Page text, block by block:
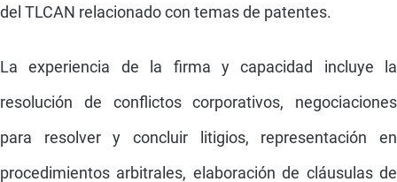
del TLCAN relacionado con temas de patentes.
La experiencia de la firma y capacidad incluye la
resolución de conflictos corporativos, negociaciones
para resolver y concluir litigios, representación en
procedimientos arbitrales, elaboración de cláusulas de